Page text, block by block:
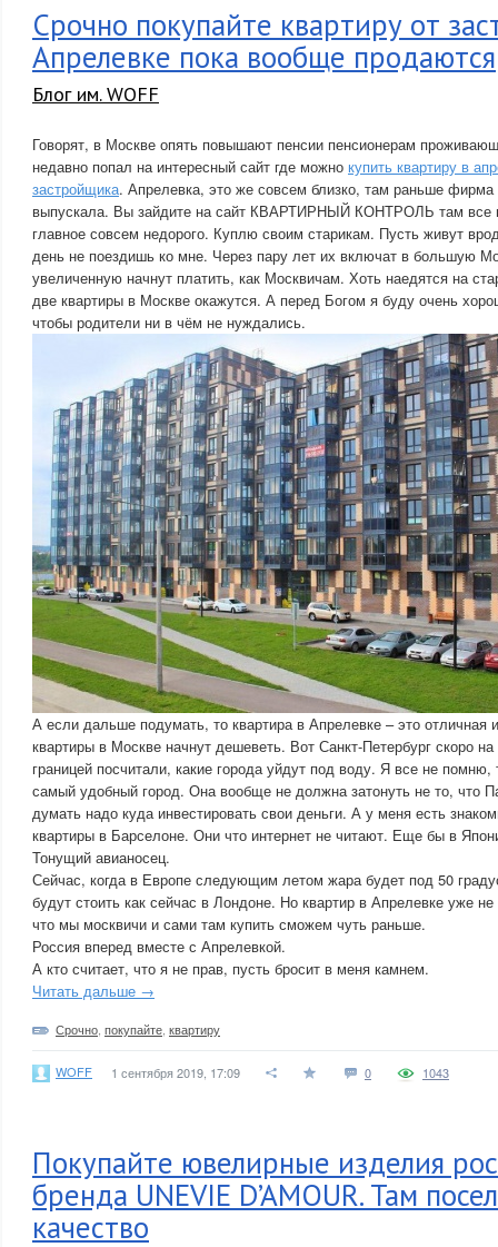
Срочно покупайте квартиру от
Апрелевке пока вообще продаются
Блог им. WOFF
Говорят, в Москве опять повышают пенсии пенсионерам
недавно попал на интересный сайт где можно купить квартиру в
застройщика. Апрелевка, это же совсем близко, там раньше
выпускала. Вы зайдите на сайт КВАРТИРНЫЙ КОНТРОЛЬ там все
главное совсем недорого. Куплю своим старикам. Пусть живут
день не поездишь ко мне. Через пару лет их включат в большую
увеличенную начнут платить, как Москвичам. Хоть наедятся на
две квартиры в Москве окажутся. А перед Богом я буду очень
чтобы родители ни в чём не нуждались.
А если дальше подумать, то квартира в Апрелевке – это отличная
квартиры в Москве начнут дешеветь. Вот Санкт-Петербург скоро
границей посчитали, какие города уйдут под воду. Я все не
самый удобный город. Она вообще не должна затонуть не то, что
думать надо куда инвестировать свои деньги. А у меня есть
квартиры в Барселоне. Они что интернет не читают. Еще бы в
Тонущий авианосец.
Сейчас, когда в Европе следующим летом жара будет под 50
будут стоить как сейчас в Лондоне. Но квартир в Апрелевке уже
что мы москвичи и сами там купить сможем чуть раньше.
Россия вперед вместе с Апрелевкой.
А кто считает, что я не прав, пусть бросит в меня камнем.
Читать дальше →
Срочно покупайте квартиру
WOFF 1 сентября 2019, 17:09 0 1043
Покупайте ювелирные изделия
бренда UNEVIE D’AMOUR. Там
качество